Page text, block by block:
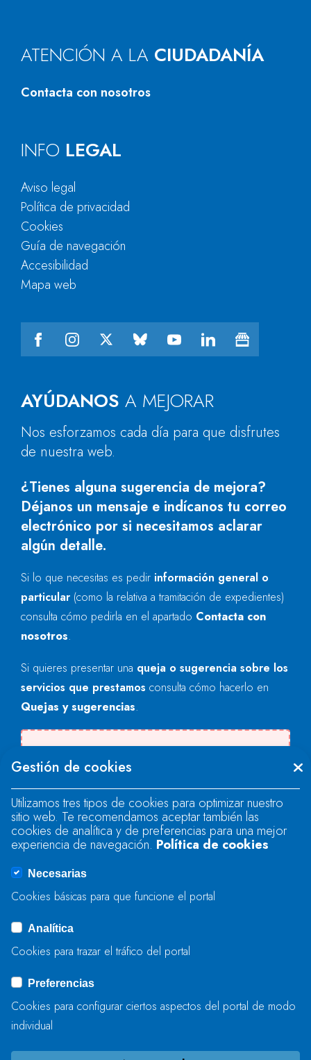
ATENCIÓN A LA CIUDADANÍA
Contacta con nosotros
AYÚDANOS A MEJORAR
Nos esforzamos cada día para que disfrutes
de nuestra web.
¿Tienes alguna sugerencia de mejora?
Déjanos un mensaje e indícanos tu correo
electrónico por si necesitamos aclarar
algún detalle.
Si lo que necesitas es pedir información general o
particular (como la relativa a tramitación de expedientes)
consulta cómo pedirla en el apartado Contacta con
nosotros.
Si quieres presentar una queja o sugerencia sobre los
servicios que prestamos consulta cómo hacerlo en
Quejas y sugerencias.
"text".
Se produjo un error al cargar el campo
"text".
Se produjo un error al cargar el campo
ENVIAR
INFO LEGAL
Aviso legal
Política de privacidad
Cookies
Guía de navegación
Accesibilidad
Mapa web
Gestión de cookies
Utilizamos tres tipos de cookies para optimizar nuestro
sitio web. Te recomendamos aceptar también las
cookies de analítica y de preferencias para una mejor
experiencia de navegación. Política de cookies
Necesarias
Cookies básicas para que funcione el portal
Analítica
Cookies para trazar el tráfico del portal
Preferencias
Cookies para configurar ciertos aspectos del portal de modo
individual